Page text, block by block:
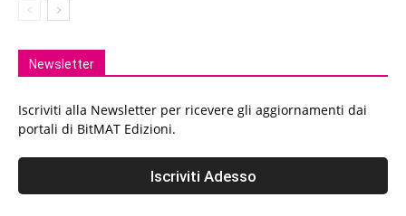
Newsletter
Iscriviti alla Newsletter per ricevere gli aggiornamenti dai
portali di BitMAT Edizioni.